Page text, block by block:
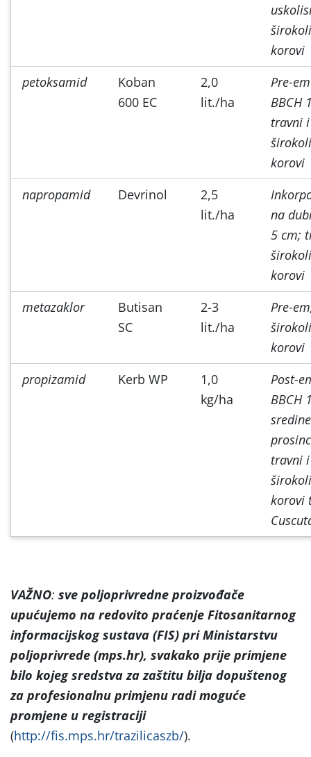
korovi
petoksamid
Koban
600 EC
2,0
lit./ha
Pre-
BBCH
travni
korovi
napropamid
Devrinol
2,5
lit./ha
na
5 cm;
korovi
metazaklor
Butisan
SC
2-3
lit./ha
Pre-
korovi
propizamid
Kerb WP
1,0
kg/ha
Post-
BBCH
sredine
travni
korovi
VAŽNO: sve poljoprivredne proizvođače
upućujemo na redovito praćenje Fitosanitarnog
informacijskog sustava (FIS) pri Ministarstvu
poljoprivrede (mps.hr), svakako prije primjene
bilo kojeg sredstva za zaštitu bilja dopuštenog
za profesionalnu primjenu radi moguće
promjene u registraciji
(http://fis.mps.hr/trazilicaszb/).